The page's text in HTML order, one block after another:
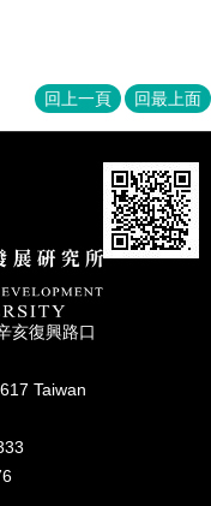
回上一頁 回最上面
亥復興路⼝
Taiwan